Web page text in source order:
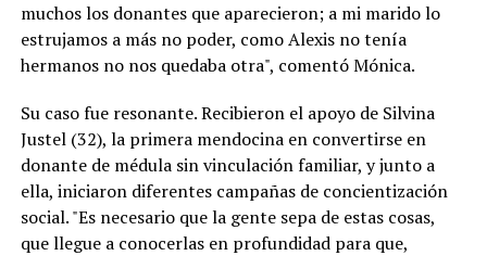
muchos los donantes que aparecieron; a mi marido lo
estrujamos a más no poder, como Alexis no tenía
hermanos no nos quedaba otra", comentó Mónica.
Su caso fue resonante. Recibieron el apoyo de Silvina
Justel (32), la primera mendocina en convertirse en
donante de médula sin vinculación familiar, y junto a
ella, iniciaron diferentes campañas de concientización
social. "Es necesario que la gente sepa de estas cosas,
que llegue a conocerlas en profundidad para que,